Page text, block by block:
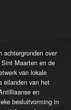
achtergronden over
Maarten en de
van lokale
eilanden van het
en
besluitvorming in